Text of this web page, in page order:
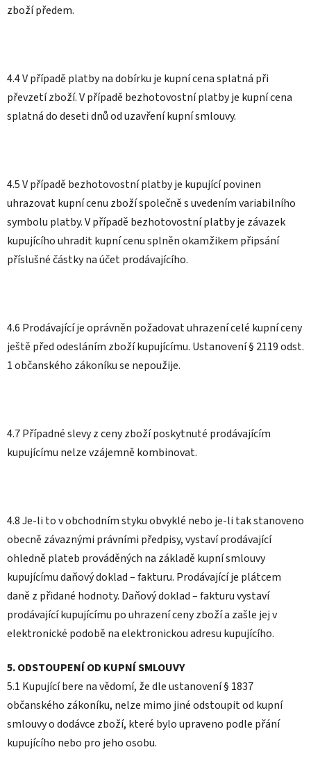
zboží předem.
4.4 V případě platby na dobírku je kupní cena splatná při
převzetí zboží. V případě bezhotovostní platby je kupní cena
splatná do deseti dnů od uzavření kupní smlouvy.
4.5 V případě bezhotovostní platby je kupující povinen
uhrazovat kupní cenu zboží společně s uvedením variabilního
symbolu platby. V případě bezhotovostní platby je závazek
kupujícího uhradit kupní cenu splněn okamžikem připsání
příslušné částky na účet prodávajícího.
4.6 Prodávající je oprávněn požadovat uhrazení celé kupní ceny
ještě před odesláním zboží kupujícímu. Ustanovení § 2119 odst.
1 občanského zákoníku se nepoužije.
4.7 Případné slevy z ceny zboží poskytnuté prodávajícím
kupujícímu nelze vzájemně kombinovat.
4.8 Je-li to v obchodním styku obvyklé nebo je-li tak stanoveno
obecně závaznými právními předpisy, vystaví prodávající
ohledně plateb prováděných na základě kupní smlouvy
kupujícímu daňový doklad – fakturu. Prodávající je plátcem
daně z přidané hodnoty. Daňový doklad – fakturu vystaví
prodávající kupujícímu po uhrazení ceny zboží a zašle jej v
elektronické podobě na elektronickou adresu kupujícího.
5. ODSTOUPENÍ OD KUPNÍ SMLOUVY
5.1 Kupující bere na vědomí, že dle ustanovení § 1837
občanského zákoníku, nelze mimo jiné odstoupit od kupní
smlouvy o dodávce zboží, které bylo upraveno podle přání
kupujícího nebo pro jeho osobu.